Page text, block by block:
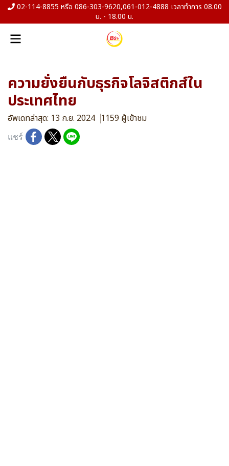
02-114-8855 หรือ 086-303-9620,061-012-4888 เวลาทำการ 08.00
น. - 18.00 น.
ความยั่งยืนกับธุรกิจโลจิสติกส์ใน
ประเทศไทย
อัพเดทล่าสุด: 13 ก.ย. 2024 1159 ผู้เข้าชม
แชร์